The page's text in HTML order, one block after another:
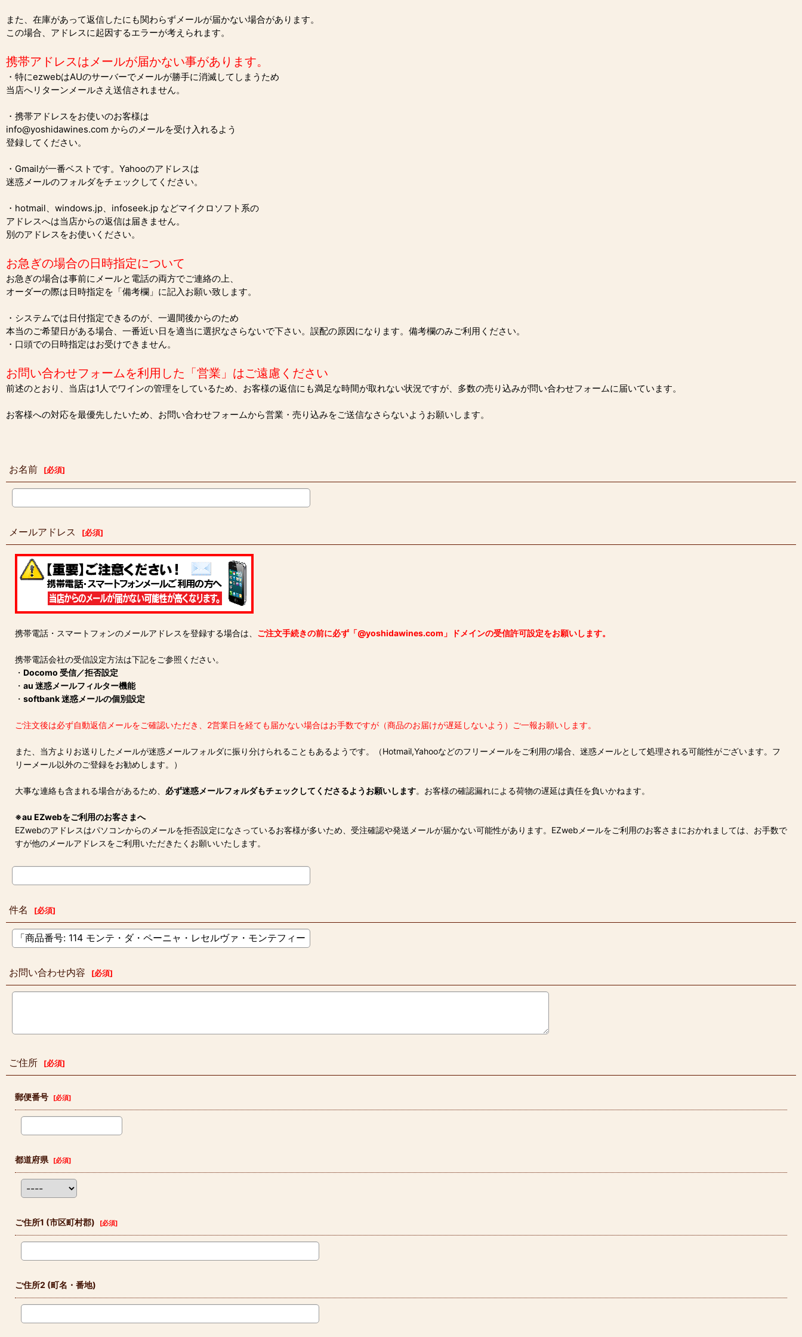
また、在庫があって返信したにも関わらずメールが届かない場合があります。
この場合、アドレスに起因するエラーが考えられます。
携帯アドレスはメールが届かない事があります。
・特にezwebはAUのサーバーでメールが勝手に消滅してしまうため
当店へリターンメールさえ送信されません。
・携帯アドレスをお使いのお客様は
info@yoshidawines.com からのメールを受け入れるよう
登録してください。
・Gmailが一番ベストです。Yahooのアドレスは
迷惑メールのフォルダをチェックしてください。
・hotmail、windows.jp、infoseek.jp などマイクロソフト系の
アドレスへは当店からの返信は届きません。
別のアドレスをお使いください。
お急ぎの場合の日時指定について
お急ぎの場合は事前にメールと電話の両方でご連絡の上、
オーダーの際は日時指定を「備考欄」に記入お願い致します。
・システムでは日付指定できるのが、一週間後からのため
本当のご希望日がある場合、一番近い日を適当に選択なさらないで下さい。誤配の原因になります。備考欄のみご利用ください。
・口頭での日時指定はお受けできません。
お問い合わせフォームを利用した「営業」はご遠慮ください
前述のとおり、当店は1人でワインの管理をしているため、お客様の返信にも満足な時間が取れない状況ですが、多数の売り込みが問い合わせフォームに届いています。
お客様への対応を最優先したいため、お問い合わせフォームから営業・売り込みをご送信なさらないようお願いします。
お名前 [必須]
メールアドレス [必須]
携帯電話・スマートフォンのメールアドレスを登録する場合は、 ご注文手続きの前に必ず「@yoshidawines.com」ドメインの受信許可設定をお願いします。
携帯電話会社の受信設定方法は下記をご参照ください。
・ Docomo 受信／拒否設定
・ au 迷惑メールフィルター機能
・ softbank 迷惑メールの個別設定
ご注文後は必ず自動返信メールをご確認いただき、2営業日を経ても届かない場合はお手数ですが（商品のお届けが遅延しないよう）ご一報お願いします。
また、当方よりお送りしたメールが迷惑メールフォルダに振り分けられることもあるようです。（Hotmail,Yahooなどのフリーメールをご利用の場合、迷惑メールとして処理される可能性がございます。フ
リーメール以外のご登録をお勧めします。）
大事な連絡も含まれる場合があるため、 必ず迷惑メールフォルダもチェックしてくださるようお願いします。お客様の確認漏れによる荷物の遅延は責任を負いかねます。
※au EZwebをご利用のお客さまへ
EZwebのアドレスはパソコンからのメールを拒否設定になさっているお客様が多いため、受注確認や発送メールが届かない可能性があります。EZwebメールをご利用のお客さまにおかれましては、お手数で
すが他のメールアドレスをご利用いただきたくお願いいたします。
件名 [必須]
お問い合わせ内容 [必須]
ご住所 [必須]
郵便番号 [必須]
都道府県 [必須]
ご住所1 (市区町村郡) [必須]
ご住所2 (町名・番地)